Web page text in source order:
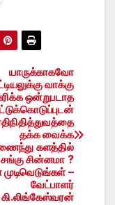
யாருக்காகவோ
வாக்கு
ஒன்றுபடாத
தக்க வைக்க
களத்தில்
சங்கு சின்னமா ?
–
வேட்பாளர்
கி.லிங்கேஸ்வரன்